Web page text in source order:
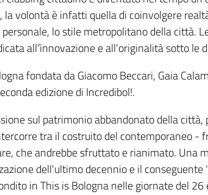
volontà è infatti quella di coinvolgere
lo stile metropolitano della città.
all'ìnnovazione e all'originalità sotto le
fondata da Giacomo Beccari, Gaia
edizione di Incredibol!.
sul patrimonio abbandonato della
tra il costruito del contemporaneo -
che andrebbe sfruttato e rianimato. Una
dell'ultimo decennio e il
in This is Bologna nelle giornate del 26